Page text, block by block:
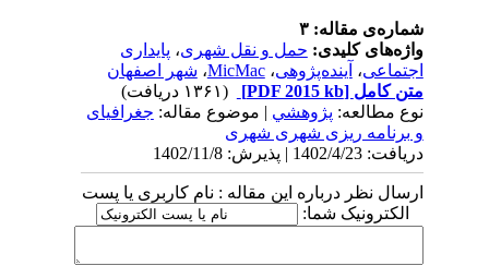
شماره‌ی مقاله: ۳
واژه‌های کلیدی: حمل و نقل شهری، پایداری
اجتماعی، آینده‌پژوهی،MicMac، شهر اصفهان
متن کامل [PDF 2015 kb]
(۱۳۶۱ دریافت)
نوع مطالعه: پژوهشي | موضوع مقاله: جغرافیای
و برنامه ریزی شهری شهری
دریافت: 1402/4/23 | پذیرش: 1402/11/8
ارسال نظر درباره این مقاله : نام کاربری یا پست
الکترونیک شما: